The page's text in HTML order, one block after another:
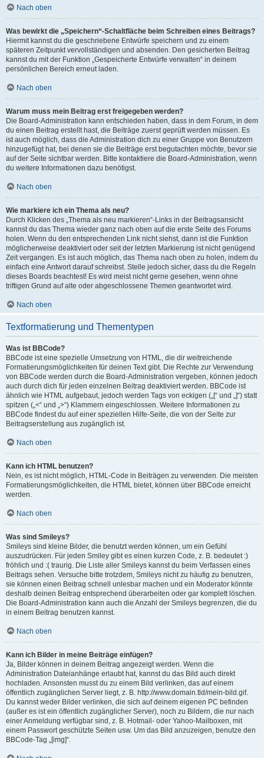
Nach oben
Was bewirkt die „Speichern“-Schaltfläche beim Schreiben eines Beitrags?
Hiermit kannst du die geschriebene Entwürfe speichern und zu einem
späteren Zeitpunkt vervollständigen und absenden. Den gesicherten Beitrag
kannst du mit der Funktion „Gespeicherte Entwürfe verwalten“ in deinem
persönlichen Bereich erneut laden.
Nach oben
Warum muss mein Beitrag erst freigegeben werden?
Die Board-Administration kann entschieden haben, dass in dem Forum, in dem
du einen Beitrag erstellt hast, die Beiträge zuerst geprüft werden müssen. Es
ist auch möglich, dass die Administration dich zu einer Gruppe von Benutzern
hinzugefügt hat, bei denen sie die Beiträge erst begutachten möchte, bevor sie
auf der Seite sichtbar werden. Bitte kontaktiere die Board-Administration, wenn
du weitere Informationen dazu benötigst.
Nach oben
Wie markiere ich ein Thema als neu?
Durch Klicken des „Thema als neu markieren“-Links in der Beitragsansicht
kannst du das Thema wieder ganz nach oben auf die erste Seite des Forums
holen. Wenn du den entsprechenden Link nicht siehst, dann ist die Funktion
möglicherweise deaktiviert oder seit der letzten Markierung ist nicht genügend
Zeit vergangen. Es ist auch möglich, das Thema nach oben zu holen, indem du
einfach eine Antwort darauf schreibst. Stelle jedoch sicher, dass du die Regeln
dieses Boards beachtest! Es wird meist nicht gerne gesehen, wenn ohne
triftigen Grund auf alte oder abgeschlossene Themen geantwortet wird.
Nach oben
Textformatierung und Thementypen
Was ist BBCode?
BBCode ist eine spezielle Umsetzung von HTML, die dir weitreichende
Formatierungsmöglichkeiten für deinen Text gibt. Die Rechte zur Verwendung
von BBCode werden durch die Board-Administration vergeben, können jedoch
auch durch dich für jeden einzelnen Beitrag deaktiviert werden. BBCode ist
ähnlich wie HTML aufgebaut, jedoch werden Tags von eckigen („[“ und „]“) statt
spitzen („<“ und „>“) Klammern eingeschlossen. Weitere Informationen zu
BBCode findest du auf einer speziellen Hilfe-Seite, die von der Seite zur
Beitragserstellung aus zugänglich ist.
Nach oben
Kann ich HTML benutzen?
Nein, es ist nicht möglich, HTML-Code in Beiträgen zu verwenden. Die meisten
Formatierungsmöglichkeiten, die HTML bietet, können über BBCode erreicht
werden.
Nach oben
Was sind Smileys?
Smileys sind kleine Bilder, die benutzt werden können, um ein Gefühl
auszudrücken. Für jeden Smiley gibt es einen kurzen Code, z. B. bedeutet :)
fröhlich und :( traurig. Die Liste aller Smileys kannst du beim Verfassen eines
Beitrags sehen. Versuche bitte trotzdem, Smileys nicht zu häufig zu benutzen,
sie können einen Beitrag schnell unlesbar machen und ein Moderator könnte
deshalb deinen Beitrag entsprechend überarbeiten oder gar komplett löschen.
Die Board-Administration kann auch die Anzahl der Smileys begrenzen, die du
in einem Beitrag benutzen kannst.
Nach oben
Kann ich Bilder in meine Beiträge einfügen?
Ja, Bilder können in deinem Beitrag angezeigt werden. Wenn die
Administration Dateianhänge erlaubt hat, kannst du das Bild auch direkt
hochladen. Ansonsten musst du zu einem Bild verlinken, das auf einem
öffentlich zugänglichen Server liegt, z. B. http://www.domain.tld/mein-bild.gif.
Du kannst weder Bilder verlinken, die sich auf deinem eigenen PC befinden
(außer es ist ein öffentlich zugänglicher Server), noch zu Bildern, die nur nach
einer Anmeldung verfügbar sind, z. B. Hotmail- oder Yahoo-Mailboxen, mit
einem Passwort geschützte Seiten usw. Um das Bild anzuzeigen, benutze den
BBCode-Tag „[img]“.